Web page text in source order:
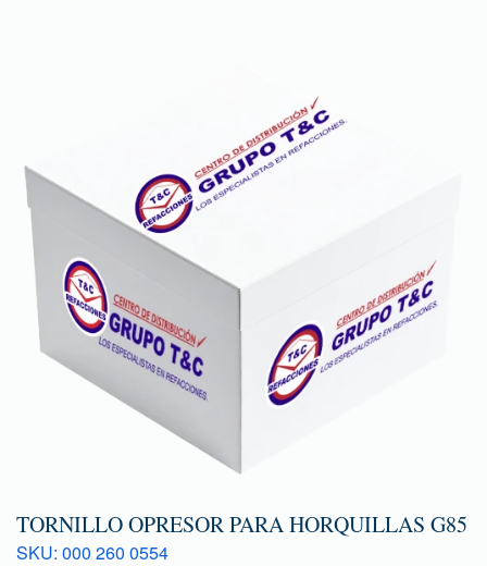
TORNILLO OPRESOR PARA HORQUILLAS G85
SKU: 000 260 0554